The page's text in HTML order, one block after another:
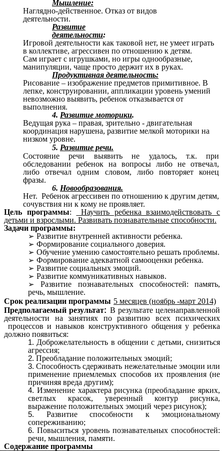
Мышление:
Наглядно-действенное. Отказ от видов
деятельности.
Развитие
деятельности:
Игровой деятельности как таковой нет, не умеет играть
в коллективе, агрессивен по отношению к детям.
Сам играет с игрушками, но игры однообразные,
манипуляции, чаще просто держит их в руках.
Продуктивная деятельность:
Рисование – изображение предметов примитивное. В
лепке, конструировании, аппликации уровень умений
невозможно выявить, ребенок отказывается от
выполнения.
4. Развитие моторики.
Ведущая рука – правая, зрительно - двигательная
координация нарушена, развитие мелкой моторики на
низком уровне.
5. Развитие речи.
Состояние речи выявить не удалось, т.к. при
обследовании ребенок на вопросы либо не отвечал,
либо отвечал одним словом, либо повторяет конец
фразы.
6. Новообразования.
Нет. Ребенок агрессивен по отношению к другим детям,
сочувствия ни к кому не проявляет.
Цель программы:
Научить ребенка взаимодействовать с
детьми и взрослыми. Развивать познавательные способности.
Задачи программы:
Развитие внутренней активности ребенка.
Формирование социального доверия.
Обучение умению самостоятельно решать проблемы.
Формирование адекватной самооценки ребенка.
Развитие социальных эмоций.
Развитие коммуникативных навыков.
Развитие познавательных способностей: память,
речь, мышление.
Срок реализации программы 5 месяцев (ноябрь -март 2014)
Предполагаемый результат: В результате целенаправленной
деятельности на занятиях по развитию всех психических
процессов и навыков конструктивного общения у ребенка
должно появиться:
Доброжелательность в общении с детьми, снизиться
агрессия;
Преобладание положительных эмоций;
Способность сдерживать нежелательные эмоции или
применение приемлемых способов их проявления (не
причиняя вреда другим);
Изменение характера рисунка (преобладание ярких,
светлых красок, уверенный контур рисунка,
выражение положительных эмоций через рисунок);
Развитие способности к эмоциональному
сопереживанию;
Повыситься уровень познавательных способностей:
речи, мышления, памяти.
Содержание программы